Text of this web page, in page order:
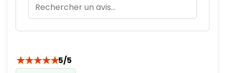
★★★★★5/5